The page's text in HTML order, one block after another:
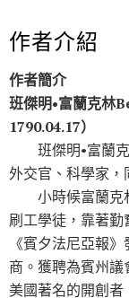
作者介紹
作者簡介
班傑明•富蘭克林
1790.04.17）
班傑明•富蘭克
外交官、科學家，
小時候富蘭克
刷工學徒，靠著
《賓夕法尼亞報
商。獲聘為賓州
美國著名的開創